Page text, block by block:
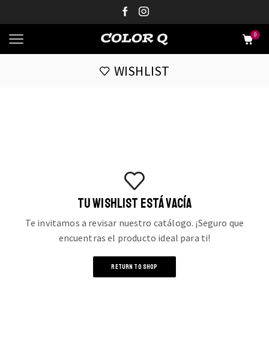
0
WISHLIST
TU WISHLIST ESTÁ VACÍA
Te invitamos a revisar nuestro catálogo. ¡Seguro que
encuentras el producto ideal para ti!
RETURN TO SHOP